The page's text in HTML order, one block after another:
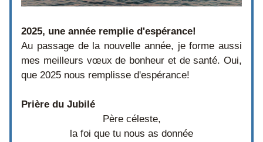
2025, une année remplie d'espérance!
Au passage de la nouvelle année, je forme aussi
mes meilleurs vœux de bonheur et de santé. Oui,
que 2025 nous remplisse d'espérance!
Prière du Jubilé
Père céleste,
la foi que tu nous as donnée